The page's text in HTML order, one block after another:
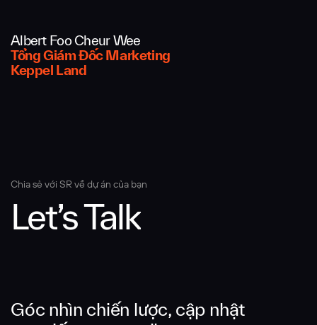
Albert Foo Cheur Wee
Tổng Giám Đốc Marketing
Keppel Land
Góc nhìn chiến lược, cập nhật
Chia sẻ với SR về dự án của bạn
Let’s Talk
Nội dung tin nhắn
GỬI THÔNG TIN